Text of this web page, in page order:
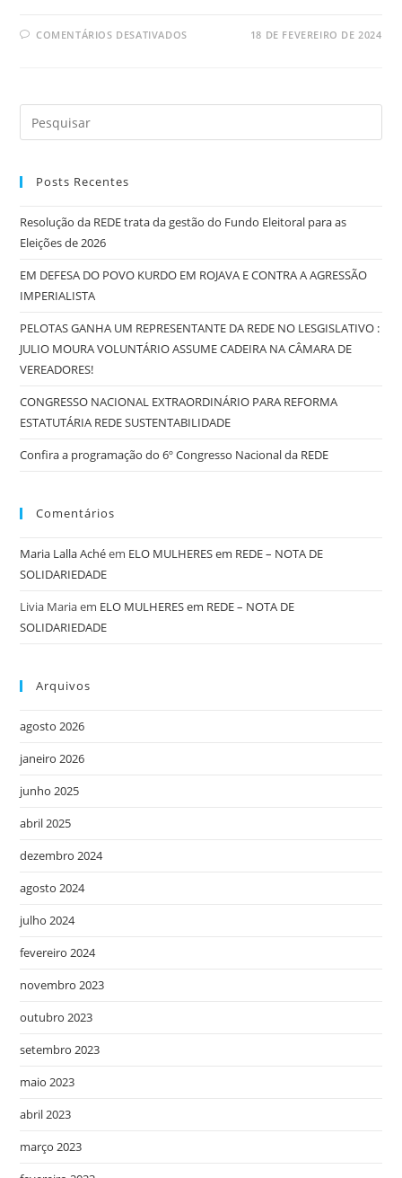
COMENTÁRIOS DESATIVADOS 18 DE FEVEREIRO DE 2024
Posts Recentes
Resolução da REDE trata da gestão do Fundo Eleitoral para as
Eleições de 2026
EM DEFESA DO POVO KURDO EM ROJAVA E CONTRA A AGRESSÃO
IMPERIALISTA
PELOTAS GANHA UM REPRESENTANTE DA REDE NO LESGISLATIVO :
JULIO MOURA VOLUNTÁRIO ASSUME CADEIRA NA CÂMARA DE
VEREADORES!
CONGRESSO NACIONAL EXTRAORDINÁRIO PARA REFORMA
ESTATUTÁRIA REDE SUSTENTABILIDADE
Confira a programação do 6º Congresso Nacional da REDE
Comentários
Maria Lalla Achéem ELO MULHERES em REDE – NOTA DE
SOLIDARIEDADE
Livia Mariaem ELO MULHERES em REDE – NOTA DE
SOLIDARIEDADE
Arquivos
agosto 2026
janeiro 2026
junho 2025
abril 2025
dezembro 2024
agosto 2024
julho 2024
fevereiro 2024
novembro 2023
outubro 2023
setembro 2023
maio 2023
abril 2023
março 2023